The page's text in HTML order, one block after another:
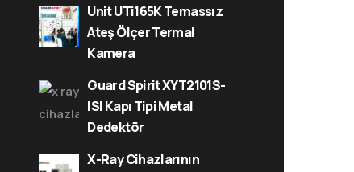
Unit UTi165K Temassız
Ateş Ölçer Termal
Kamera
Guard Spirit XYT2101S-
ISI Kapı Tipi Metal
Dedektör
X-Ray Cihazlarının